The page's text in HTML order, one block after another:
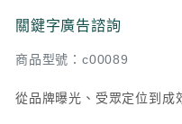
關鍵字廣告諮詢
商品型號：c00089
從品牌曝光、受眾定位到成